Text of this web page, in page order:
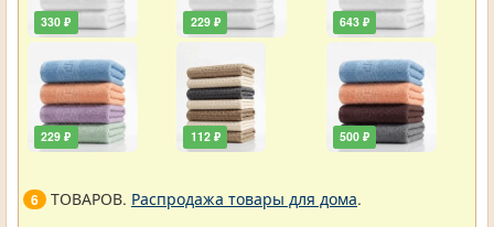
330 ₽
229 ₽
229 ₽
112 ₽
643 ₽
500 ₽
6 ТОВАРОВ. Распродажа товары для дома.